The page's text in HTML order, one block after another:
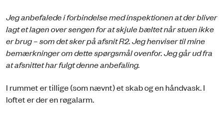
Jeg anbefalede i forbindelse med inspektionen at der bliver
lagt et lagen over sengen for at skjule bæltet når stuen ikke
er brug – som det sker på afsnit R2. Jeg henviser til mine
bemærkninger om dette spørgsmål ovenfor. Jeg går ud fra
at afsnittet har fulgt denne anbefaling.
I rummet er tillige (som nævnt) et skab og en håndvask. I
loftet er der en røgalarm.